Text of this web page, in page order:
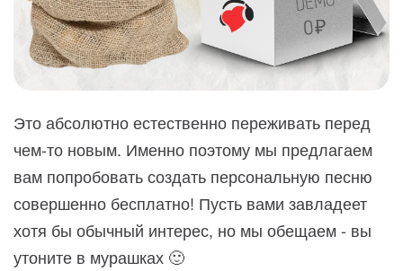
Это абсолютно естественно переживать перед
чем-то новым. Именно поэтому мы предлагаем
вам попробовать создать персональную песню
совершенно бесплатно! Пусть вами завладеет
хотя бы обычный интерес, но мы обещаем - вы
утоните в мурашках 🙂